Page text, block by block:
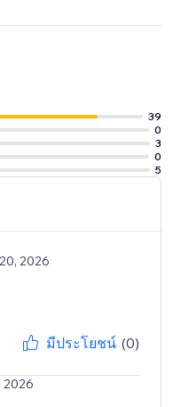
39
0
3
0
5
2026
มีประโยชน์ (0)
2026